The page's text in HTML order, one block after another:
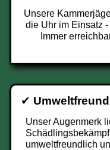
Unsere
die Uhr im Einsatz
Immer
✔
Unser Augenmerk
umweltfreundlich